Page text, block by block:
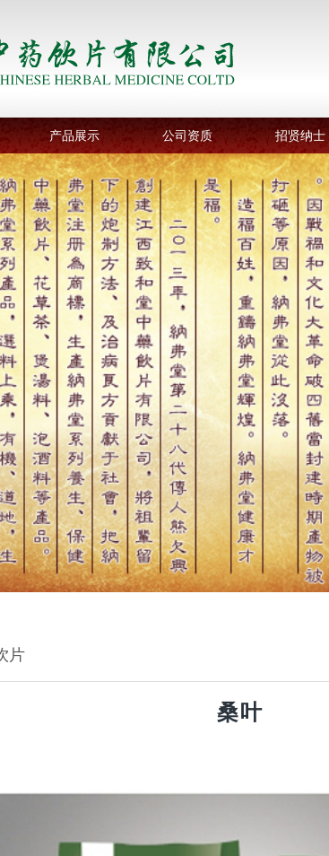
产品展示 公司资质 招贤纳士
片
桑叶